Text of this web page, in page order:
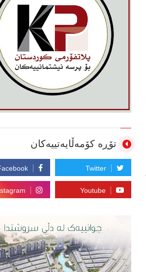
تۆڕە کۆمەڵایەتییەکان